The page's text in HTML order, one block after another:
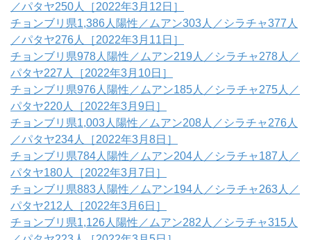
／パタヤ250人［2022年3月12日］
チョンブリ県1,386人陽性／ムアン303人／シラチャ377人
／パタヤ276人［2022年3月11日］
チョンブリ県978人陽性／ムアン219人／シラチャ278人／
パタヤ227人［2022年3月10日］
チョンブリ県976人陽性／ムアン185人／シラチャ275人／
パタヤ220人［2022年3月9日］
チョンブリ県1,003人陽性／ムアン208人／シラチャ276人
／パタヤ234人［2022年3月8日］
チョンブリ県784人陽性／ムアン204人／シラチャ187人／
パタヤ180人［2022年3月7日］
チョンブリ県883人陽性／ムアン194人／シラチャ263人／
パタヤ212人［2022年3月6日］
チョンブリ県1,126人陽性／ムアン282人／シラチャ315人